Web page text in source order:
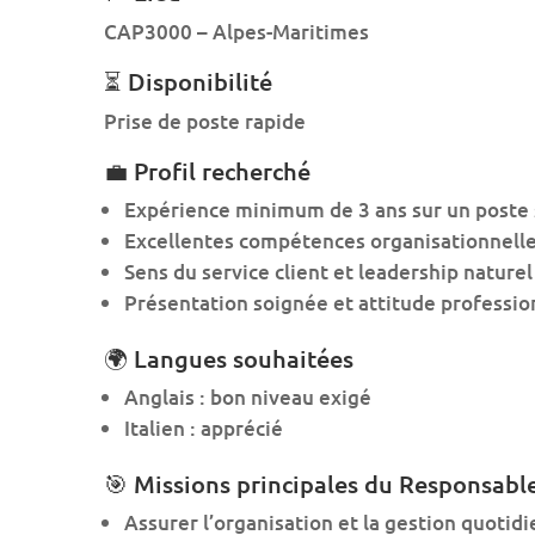
CAP3000 – Alpes-Maritimes
⏳ Disponibilité
Prise de poste rapide
💼 Profil recherché
Expérience minimum de 3 ans sur un
Excellentes compétences
Sens du service client et leadership naturel
Présentation soignée et attitude
🌍 Langues souhaitées
Anglais : bon niveau exigé
Italien : apprécié
🎯 Missions principales du
Assurer l’organisation et la gestion